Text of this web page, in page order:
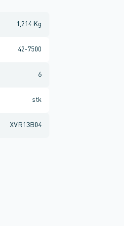
1,214 Kg
42-7500
6
stk
XVR13B04